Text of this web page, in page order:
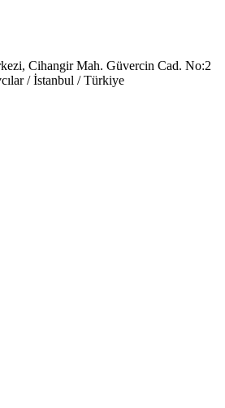
Cihangir Mah. Güvercin Cad. No:2
/ İstanbul / Türkiye